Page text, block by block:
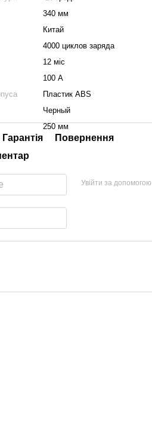
340 мм
Китай
4000 циклов заряда
12 міс
100 А
Пластик ABS
Черный
250 мм
Гарантія
Повернення
Увійти за допомогою